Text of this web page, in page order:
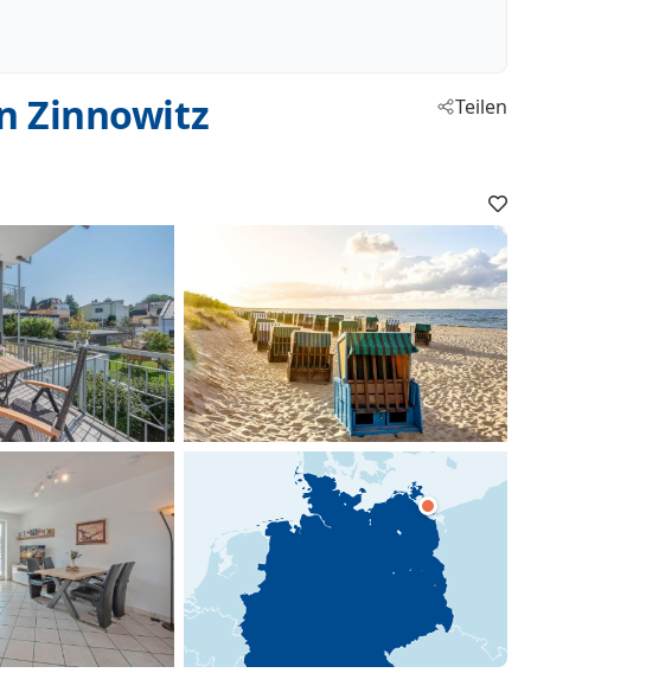
Zinnowitz Teilen